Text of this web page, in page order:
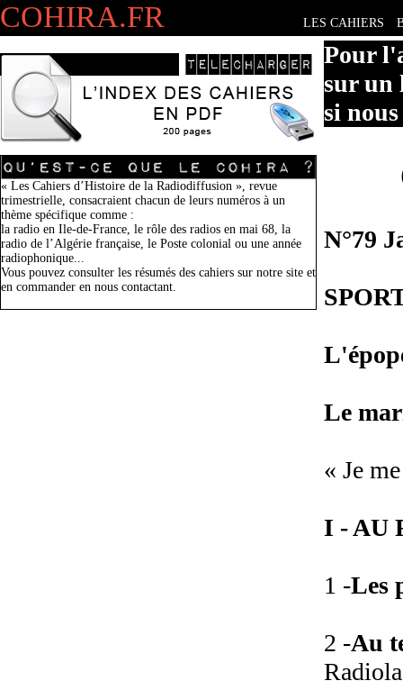
COHIRA.FR LES CAHIERS
« Les Cahiers d’Histoire de la Radiodiffusion », revue
trimestrielle, consacraient chacun de leurs numéros à un
thème spécifique comme :
la radio en Ile-de-France, le rôle des radios en mai 68, la
radio de l’Algérie française, le Poste colonial ou une année
radiophonique...
Vous pouvez consulter les résumés des cahiers sur notre site et
en commander en nous contactant.
Pour
sur un
si
N°79
Le
« Je
I - AU
1 -Les
2 -Au